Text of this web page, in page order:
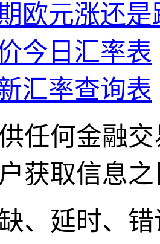
欧元涨还是
今日汇率表
汇率查询表
任何金融
获取信息
、延时、